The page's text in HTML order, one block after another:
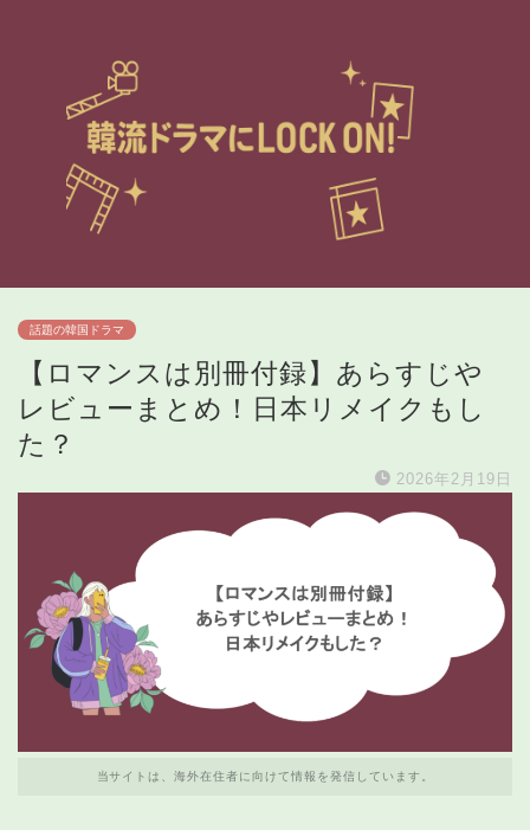
話題の韓国ドラマ
【ロマンスは別冊付録】あらすじや
レビューまとめ！日本リメイクもし
た？
2026年2月19日
当サイトは、海外在住者に向けて情報を発信しています。